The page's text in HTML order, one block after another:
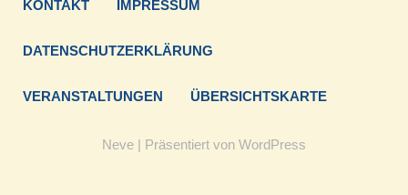
KONTAKT IMPRESSUM
DATENSCHUTZERKLÄRUNG
VERANSTALTUNGEN ÜBERSICHTSKARTE
Neve | Präsentiert von WordPress